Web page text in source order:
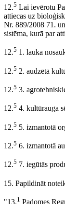
12.5 Lai ievērotu
attiecas uz
Nr. 889/2008 71.
sistēma, kurā par
12.5 1. lauka
12.5 2. audzētā
12.5 3.
12.5 4. kultūrauga
12.5 5. izmantotā
12.5 6. izmantotā
12.5 7. iegūtās
15. Papildināt
"13.1 Padomes